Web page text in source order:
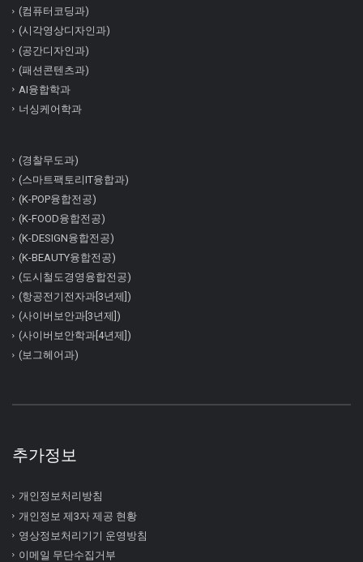
(컴퓨터코딩과)
(시각영상디자인과)
(공간디자인과)
(패션콘텐츠과)
AI융합학과
너싱케어학과
(경찰무도과)
(스마트팩토리IT융합과)
(K-POP융합전공)
(K-FOOD융합전공)
(K-DESIGN융합전공)
(K-BEAUTY융합전공)
(도시철도경영융합전공)
(항공전기전자과[3년제])
(사이버보안과[3년제])
(사이버보안학과[4년제])
(보그헤어과)
추가정보
개인정보처리방침
개인정보 제3자 제공 현황
영상정보처리기기 운영방침
이메일 무단수집거부